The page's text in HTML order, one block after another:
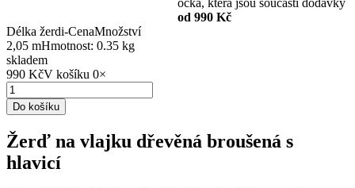
od 990 Kč
Délka žerdi-CenaMnožství
2,05 mHmotnost: 0.35 kg
skladem
990 KčV košíku 0×
Do košíku
Žerď na vlajku dřevěná broušená s
hlavicí